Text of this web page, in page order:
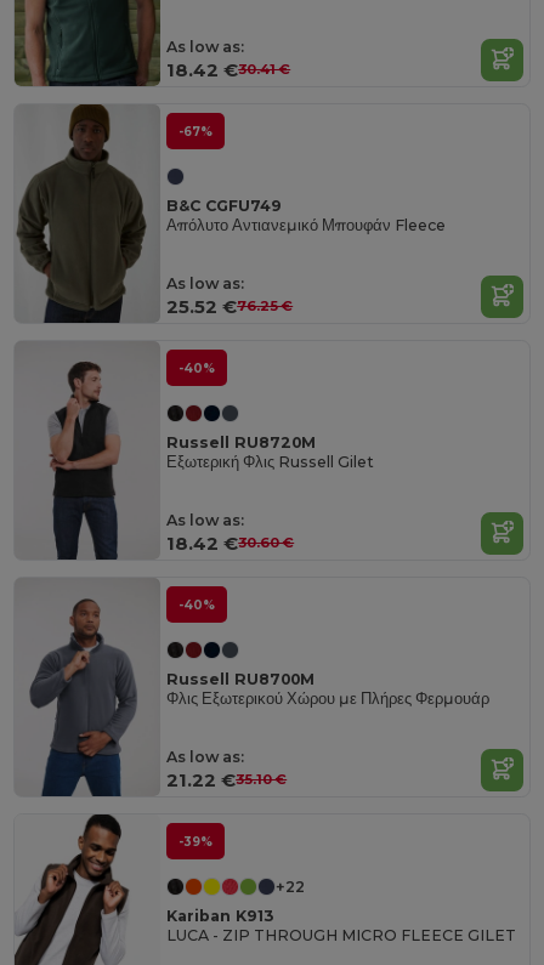
As low as:
18.42 €30.41 €
-67%
B&C CGFU749
Απόλυτο Αντιανεμικό Μπουφάν Fleece
As low as:
25.52 €76.25 €
-40%
Russell RU8720M
Εξωτερική Φλις Russell Gilet
As low as:
18.42 €30.60 €
-40%
Russell RU8700M
Φλις Εξωτερικού Χώρου με Πλήρες Φερμουάρ
As low as:
21.22 €35.10 €
-39%
+22
Kariban K913
LUCA - ZIP THROUGH MICRO FLEECE GILET